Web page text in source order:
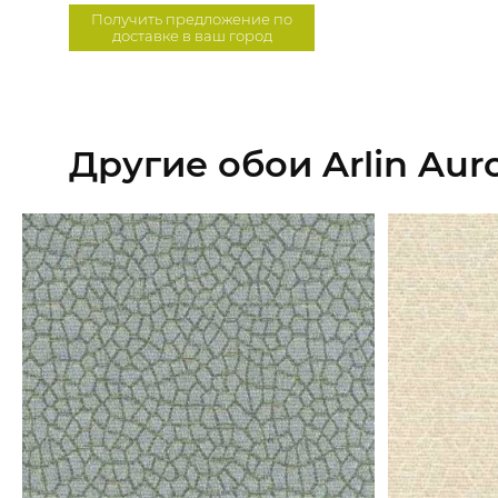
Получить предложение по
доставке в ваш город
Другие обои Arlin